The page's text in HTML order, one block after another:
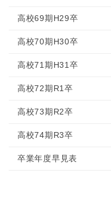
高校69期H29卒
高校70期H30卒
高校71期H31卒
高校72期R1卒
高校73期R2卒
高校74期R3卒
卒業年度早見表